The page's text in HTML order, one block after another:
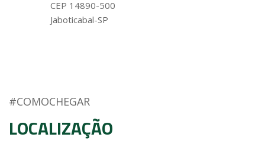
CEP 14890-500
Jaboticabal-SP
#COMOCHEGAR
LOCALIZAÇÃO